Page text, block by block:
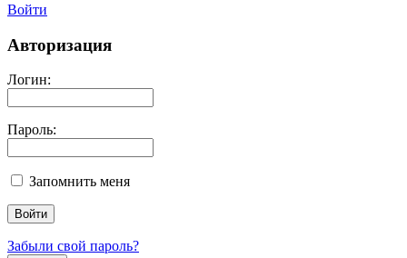
Войти
Авторизация
Логин:
Пароль:
Запомнить меня
Забыли свой пароль?